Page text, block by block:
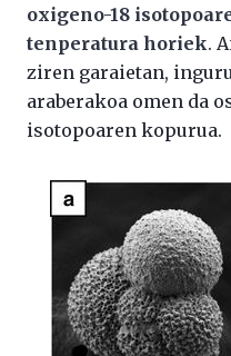
oxigeno-18
tenperatura horiek.
ziren garaietan,
araberakoa omen da
isotopoaren kopurua.